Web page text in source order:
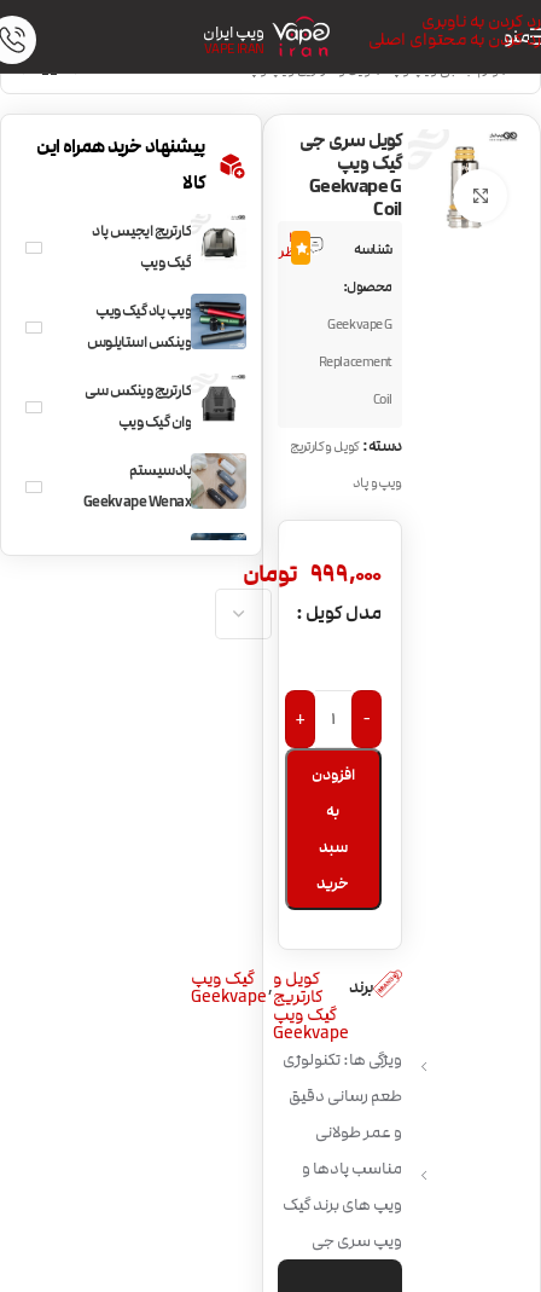
رد کردن به ناوبری
رد کردن به محتوای اصلی
منو ویپ ایران
VAPE IRAN
خانه/لوازم جانبی ویپ و پاد/کویل و کارتریج ویپ و پاد
بزرگنمایی تصویر
کویل سری جی
گیک ویپ
Geekvape G
Coil
شناسه
محصول:
Geekvape G
Replacement
Coil
3
نظر4.5
دسته:کویل و کارتریج
ویپ و پاد
999,000 تومان
مدل کویل
-
+
افزودن
به
سبد
خرید
برند کویل و
کارتریج
گیک ویپ
Geekvape
, گیک ویپ
Geekvape
ویژگی ها: تکنولوژی
طعم رسانی دقیق
و عمر طولانی
مناسب پادها و
ویپ های برند گیک
ویپ سری جی
پیشنهاد خرید همراه این
کالا
کارتریج ایجیس پاد
گیک ویپ
GeekVape Aegis
Pod
ویپ پاد گیک ویپ
وینکس استایلوس
Stylus
کارتریج وینکس سی
وان گیک ویپ
Geekvape Wenax
C1
پادسیستم
Geekvape Wenax
C1
پادسیستم گیک